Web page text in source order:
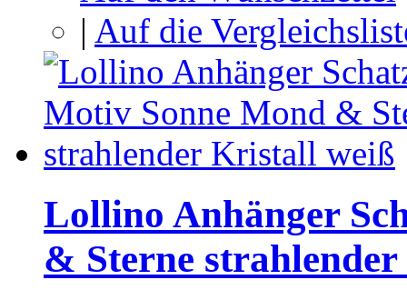
| Auf die
Lollino Anhänger
& Sterne